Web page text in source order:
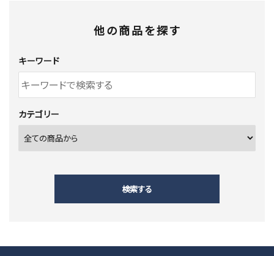
他の商品を探す
キーワード
カテゴリー
検索する